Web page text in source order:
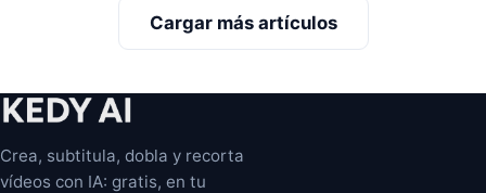
Cargar más artículos
Crea, subtitula, dobla y recorta
vídeos con IA: gratis, en tu